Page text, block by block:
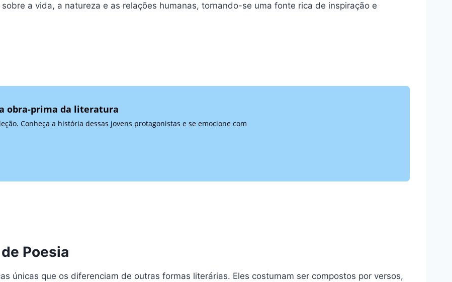
a vida, a natureza e as relações humanas, tornando-se uma fonte rica de inspiração e
obra-prima da literatura
Conheça a história dessas jovens protagonistas e se emocione com
Poesia
únicas que os diferenciam de outras formas literárias. Eles costumam ser compostos por versos,